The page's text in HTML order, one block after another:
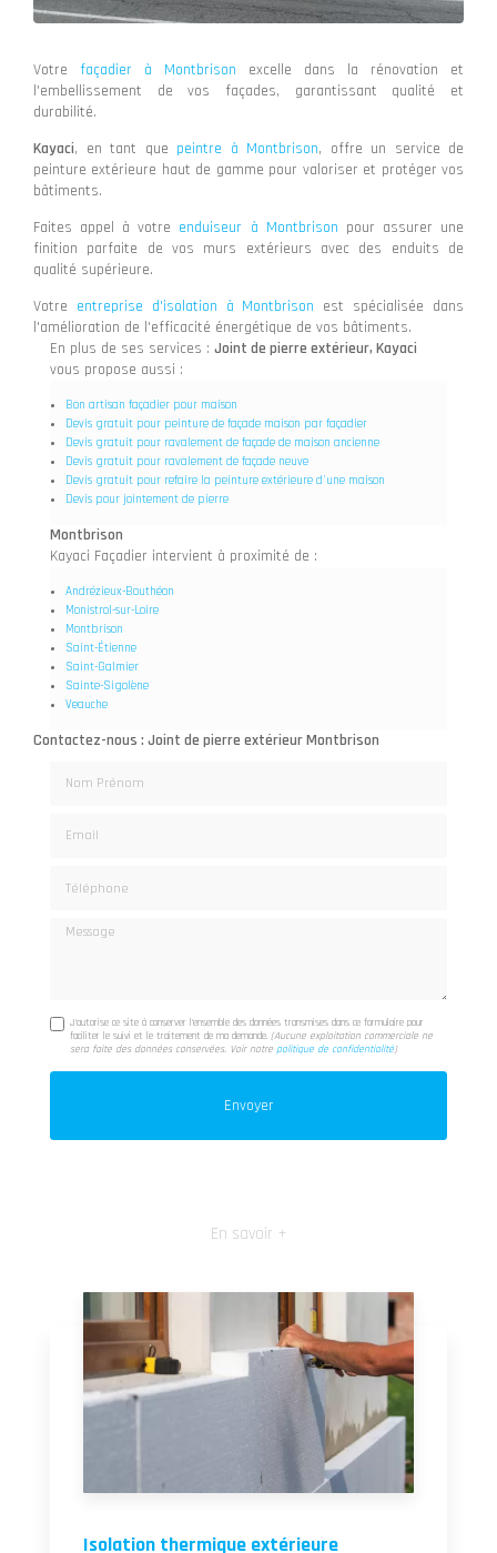
Votre façadier à Montbrison excelle dans la rénovation et
l'embellissement de vos façades, garantissant qualité et
durabilité.
Kayaci, en tant que peintre à Montbrison, offre un service de
peinture extérieure haut de gamme pour valoriser et protéger vos
bâtiments.
Faites appel à votre enduiseur à Montbrison pour assurer une
finition parfaite de vos murs extérieurs avec des enduits de
qualité supérieure.
Votre entreprise d'isolation à Montbrison est spécialisée dans
l'amélioration de l'efficacité énergétique de vos bâtiments.
En plus de ses services : Joint de pierre extérieur, Kayaci
vous propose aussi :
Bon artisan façadier pour maison
Devis gratuit pour peinture de façade maison par façadier
Devis gratuit pour ravalement de façade de maison ancienne
Devis gratuit pour ravalement de façade neuve
Devis gratuit pour refaire la peinture extérieure d'une maison
Devis pour jointement de pierre
Montbrison
Kayaci Façadier intervient à proximité de :
Andrézieux-Bouthéon
Monistrol-sur-Loire
Montbrison
Saint-Étienne
Saint-Galmier
Sainte-Sigolène
Veauche
Contactez-nous : Joint de pierre extérieur Montbrison
Message
J'autorise ce site à conserver l'ensemble des données transmises dans ce formulaire pour
faciliter le suivi et le traitement de ma demande.(Aucune exploitation commerciale ne
sera faite des données conservées. Voir notrepolitique de confidentialité)
En savoir +
Isolation thermique extérieure